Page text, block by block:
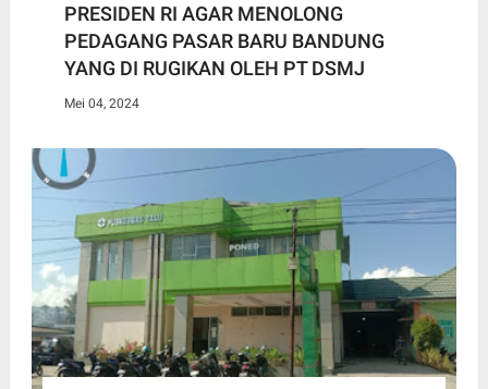
PRESIDEN RI AGAR MENOLONG
PEDAGANG PASAR BARU BANDUNG
YANG DI RUGIKAN OLEH PT DSMJ
Mei 04, 2024